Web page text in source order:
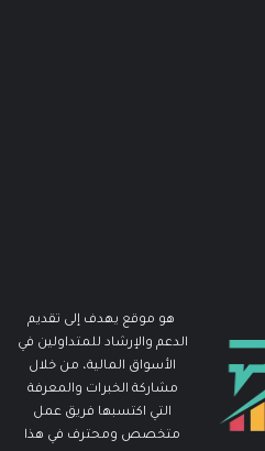
هو موقع يهدف إلى تقديم
الدعم والإرشاد للمتداولين في
الأسواق المالية، من خلال
مشاركة الخبرات والمعرفة
التي اكتسبها فريق عمل
متخصص ومحترف في هذا